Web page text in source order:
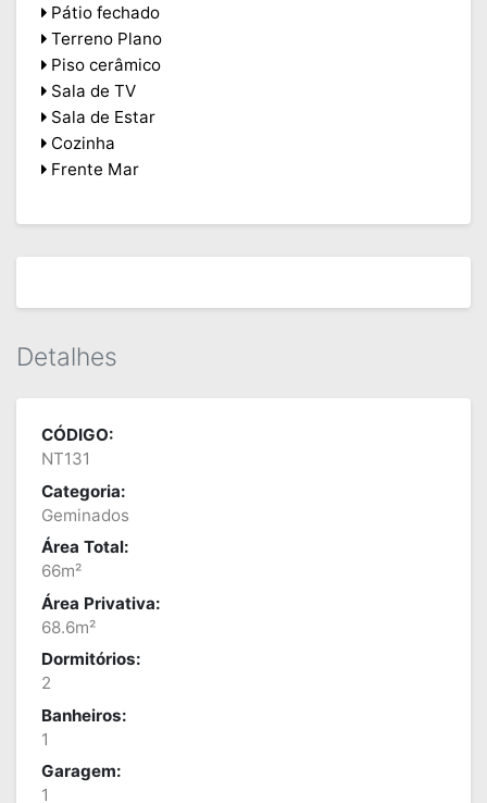
Detalhes
CÓDIGO:
NT131
Categoria:
Geminados
Área Total:
66m²
Área Privativa:
68.6m²
Dormitórios:
2
Banheiros:
1
Garagem:
1
Pátio fechado
Terreno Plano
Piso cerâmico
Sala de TV
Sala de Estar
Cozinha
Frente Mar